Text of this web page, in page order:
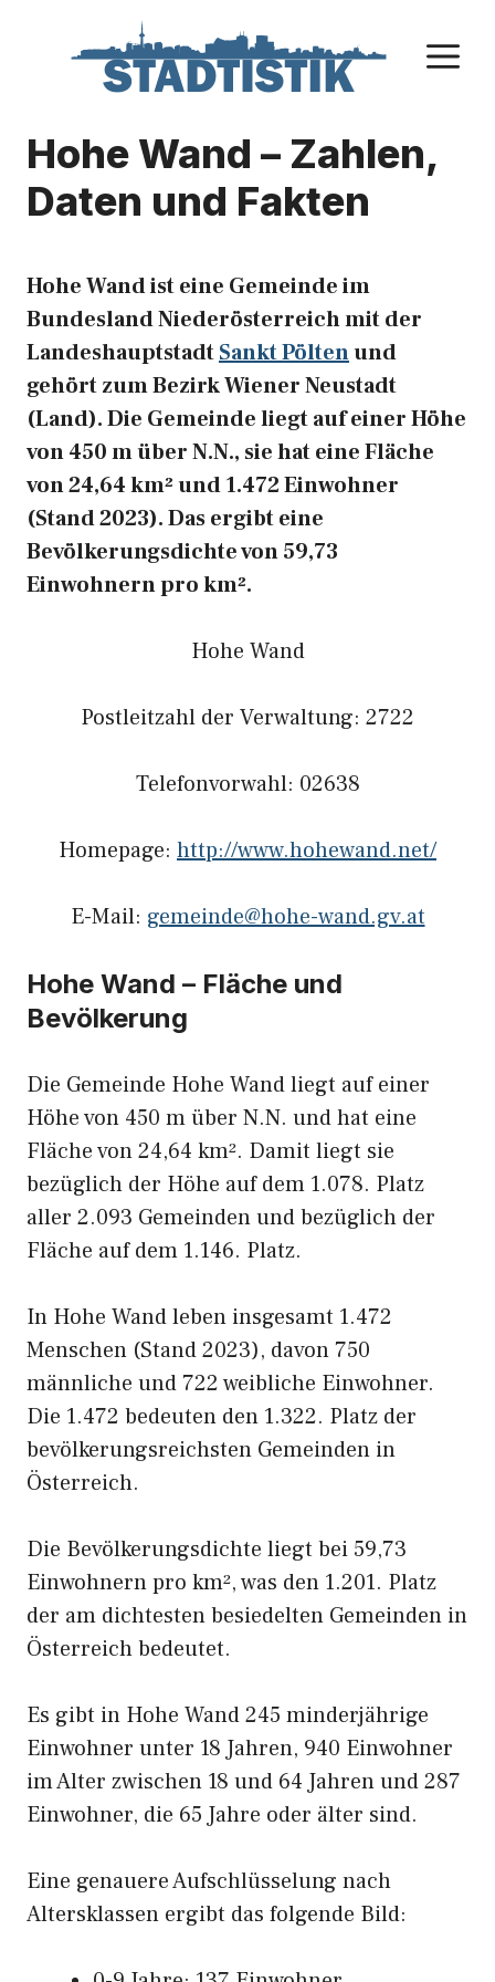
Hohe Wand – Zahlen,
Daten und Fakten
Hohe Wand ist eine Gemeinde im
Bundesland Niederösterreich mit der
LandeshauptstadtSankt Pöltenund
gehört zum Bezirk Wiener Neustadt
(Land). Die Gemeinde liegt auf einer Höhe
von 450 m über N.N., sie hat eine Fläche
von 24,64 km² und 1.472 Einwohner
(Stand 2023). Das ergibt eine
Bevölkerungsdichte von 59,73
Einwohnern pro km².
Hohe Wand
Postleitzahl der Verwaltung: 2722
Telefonvorwahl: 02638
Homepage: http://www.hohewand.net/
E-Mail: gemeinde@hohe-wand.gv.at
Hohe Wand – Fläche und
Bevölkerung
Die Gemeinde Hohe Wand liegt auf einer
Höhe von 450 m über N.N. und hat eine
Fläche von 24,64 km². Damit liegt sie
bezüglich der Höhe auf dem 1.078. Platz
aller 2.093 Gemeinden und bezüglich der
Fläche auf dem 1.146. Platz.
In Hohe Wand leben insgesamt 1.472
Menschen (Stand 2023), davon 750
männliche und 722 weibliche Einwohner.
Die 1.472 bedeuten den 1.322. Platz der
bevölkerungsreichsten Gemeinden in
Österreich.
Die Bevölkerungsdichte liegt bei 59,73
Einwohnern pro km², was den 1.201. Platz
der am dichtesten besiedelten Gemeinden in
Österreich bedeutet.
Es gibt in Hohe Wand 245 minderjährige
Einwohner unter 18 Jahren, 940 Einwohner
im Alter zwischen 18 und 64 Jahren und 287
Einwohner, die 65 Jahre oder älter sind.
Eine genauere Aufschlüsselung nach
Altersklassen ergibt das folgende Bild: